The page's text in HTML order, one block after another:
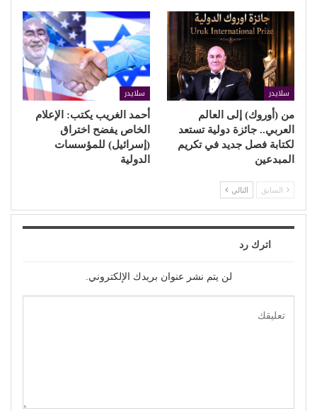
سلايدر
من (أوروك) إلى العالم
العربي.. جائزة دولية تستعد
لكتابة فصل جديد في تكريم
المبدعين
سلايدر
أحمد الغريب يكتب: الإعلام
الخاص يفضح اختراق
(إسرائيل) للمؤسسات
الدولية
السابق التالي
اترك رد
لن يتم نشر عنوان بريدك الإلكتروني.